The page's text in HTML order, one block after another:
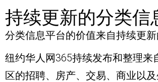
持续更新的分类信
分类信息平台的价值来自持续更新
纽约华人网365持续发布和整理来
区的招聘、房产、交易、商业以